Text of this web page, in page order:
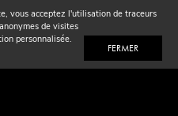
vous acceptez l'utilisation de traceurs
de visites
personnalisée.
FERMER